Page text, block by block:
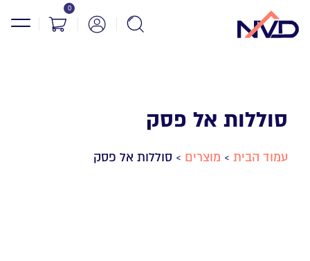
0
סוללות אל פסק
עמוד הבית > מוצרים > סוללות אל פסק